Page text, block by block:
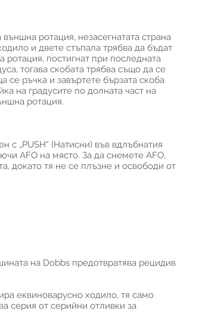
ротация, незасегнатата страна
и двете стъпала трябва да бъдат
постигнат при последната
тогава скобата трябва също да се
се ръчка и завъртете бързата скоба
на градусите по долната част на
ротация.
с „PUSH“ (Натисни) във вдлъбнатия
AFO на място. За да снемете AFO,
докато тя не се плъзне и освободи от
на Dobbs предотвратява рецидив
еквиноварусно ходило, тя само
серия от серийни отливки за